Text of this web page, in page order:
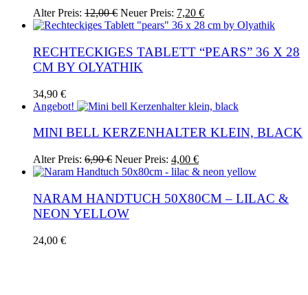
Alter Preis: 12,00€ Ursprünglicher
Preis
12,00 €
Neuer Preis: 7,20 €Aktueller
Preis
7,20 €.
RECHTECKIGES TABLETT “PEARS” 36 X 28
CM BY OLYATHIK
34,90 €
Angebot!
MINI BELL KERZENHALTER KLEIN, BLACK
Alter Preis: 6,90€ Ursprünglicher
Preis
6,90 €
Neuer Preis: 4,00 €Aktueller
Preis
4,00 €.
NARAM HANDTUCH 50X80CM – LILAC &
NEON YELLOW
24,00 €